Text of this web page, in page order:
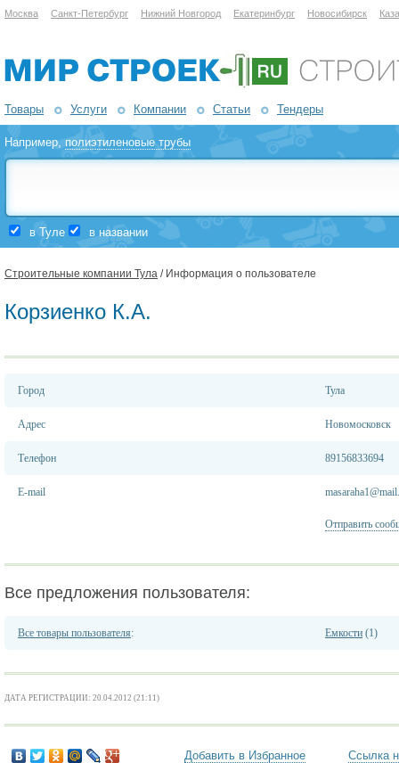
Москва Санкт-Петербург Нижний Новгород Екатеринбург Новосибирск
Товары Услуги Компании Статьи Тендеры
Например,полиэтиленовые трубы
в Туле в названии
Строительные компании Тула / Информация о пользователе
Корзиенко К.А.
Город Тула
Адрес Новомосковск
Телефон 89156833694
E-mail
Отправить
Все предложения пользователя:
Все товары пользователя: Емкости (1)
ДАТА РЕГИСТРАЦИИ: 20.04.2012 (21:11)
Добавить в Избранное Ссылка